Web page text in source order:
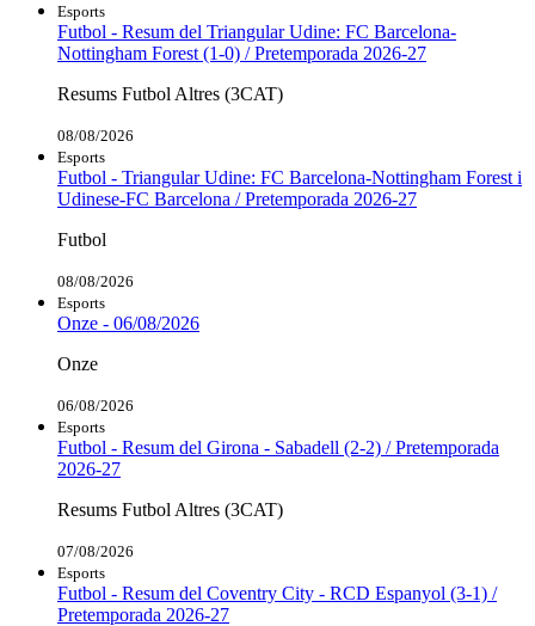
Esports
Futbol - Resum del Triangular Udine: FC Barcelona-
Nottingham Forest (1-0) / Pretemporada 2026-27
Resums Futbol Altres (3CAT)
08/08/2026
Esports
Futbol - Triangular Udine: FC Barcelona-Nottingham Forest i
Udinese-FC Barcelona / Pretemporada 2026-27
Futbol
08/08/2026
Esports
Onze - 06/08/2026
Onze
06/08/2026
Esports
Futbol - Resum del Girona - Sabadell (2-2) / Pretemporada
2026-27
Resums Futbol Altres (3CAT)
07/08/2026
Esports
Futbol - Resum del Coventry City - RCD Espanyol (3-1) /
Pretemporada 2026-27